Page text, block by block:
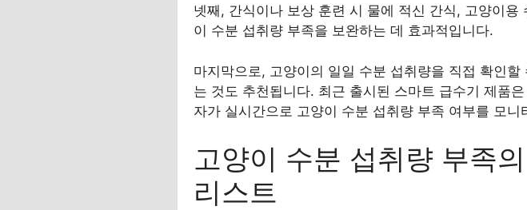
넷째, 간식이나 보상 훈련 시 물에 적신 간식, 고양이
이 수분 섭취량 부족을 보완하는 데 효과적입니다.
마지막으로, 고양이의 일일 수분 섭취량을 직접 확인
는 것도 추천됩니다. 최근 출시된 스마트 급수기 제품
자가 실시간으로 고양이 수분 섭취량 부족 여부를 모니
고양이 수분 섭취량 부족
리스트